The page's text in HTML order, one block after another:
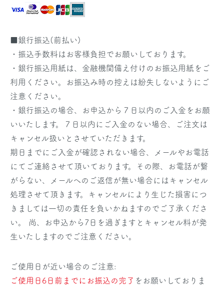
■銀行振込(前払い)
・振込手数料はお客様負担でお願いしております。
・銀行振込用紙は、金融機関備え付けのお振込用紙をご
利用ください。お振込み時の控えは紛失しないようにご
注意ください。
・銀行振込の場合、お申込から７日以内のご入金をお願
いいたします。７日以内にご入金のない場合、ご注文は
キャンセル扱いとさせていただきます。
期日までにご入金が確認されない場合、メールやお電話
にてご連絡させて頂いております。その際、お電話が繋
がらない、メールへのご返信が無い場合にはキャンセル
処理させて頂きます。キャンセルにより生じた損害につ
きましては一切の責任を負いかねますのでご了承くださ
い。 尚、お申込から7日を過ぎますとキャンセル料が発
生いたしますのでご注意ください。
ご使用日が近い場合のご注意:
ご使用日6日前までにお振込の完了 をお願いしておりま